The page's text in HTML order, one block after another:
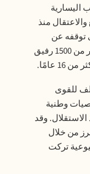
منذ
عام 1976 وحتى توقفه عن
النشاط عام 1992، حيث تم اعتقال أكثر من 1500 رفيق
عامًا.
وطنية
وقد
من خلال
تركت